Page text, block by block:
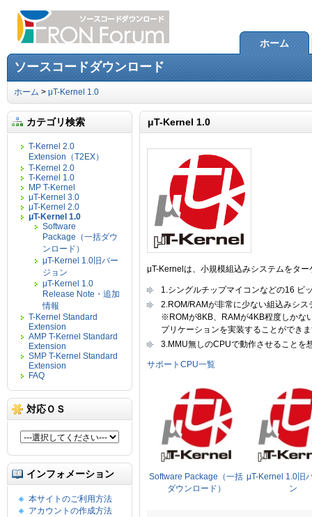
ホーム
ソースコードダウンロード
ホーム > μT-Kernel 1.0
カテゴリ検索
T-Kernel 2.0
Extension（T2EX）
T-Kernel 2.0
T-Kernel 1.0
MP T-Kernel
μT-Kernel 3.0
μT-Kernel 2.0
μT-Kernel 1.0
Software
Package（一括ダウ
ンロード）
μT-Kernel 1.0旧バー
ジョン
μT-Kernel 1.0
Release Note・追加
情報
T-Kernel Standard
Extension
AMP T-Kernel Standard
Extension
SMP T-Kernel Standard
Extension
FAQ
対応ＯＳ
インフォメーション
本サイトのご利用方法
アカウントの作成方法
μT-Kernel 1.0
μT-Kernelは、小規模組込みシステムをタ
1.シングルチップマイコンなどの16 ビ
2.ROM/RAMが非常に少ない組込みシ
※ROMが8KB、RAMが4KB程度しかな
プリケーションを実装することができ
3.MMU無しのCPUで動作させることを
サポートCPU一覧
Software Package（一括
ダウンロード）
μT-Kernel 1.0旧
ン